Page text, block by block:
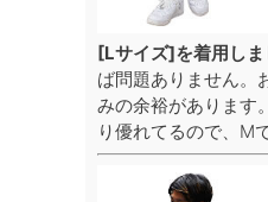
[Lサイズ]を着用しま
ば問題ありません。
みの余裕があります
り優れてるので、M